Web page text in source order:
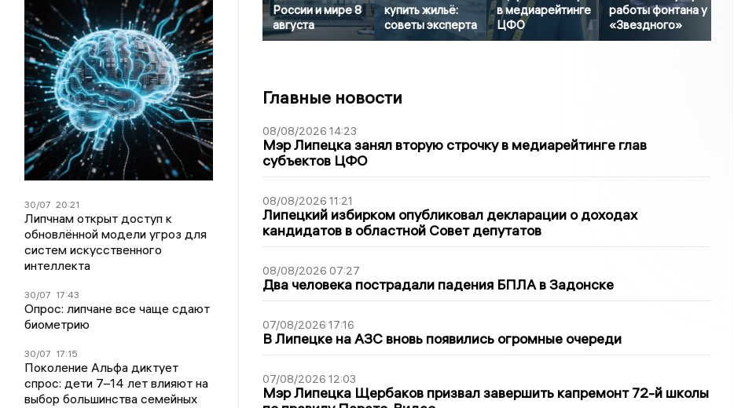
30/07 20:21
Липчнам открыт доступ к
обновлённой модели угроз для
систем искусственного
интеллекта
30/07 17:43
Опрос: липчане все чаще сдают
биометрию
30/07 17:15
Поколение Альфа диктует
спрос: дети 7–14 лет влияют на
выбор большинства семейных
России и мире 8
августа
купить жильё:
советы эксперта
в медиарейтинге
ЦФО
работы фонтана у
«Звездного»
Главные новости
08/08/2026 14:23
Мэр Липецка занял вторую строчку в медиарейтинге глав
субъектов ЦФО
08/08/2026 11:21
Липецкий избирком опубликовал декларации о доходах
кандидатов в областной Совет депутатов
08/08/2026 07:27
Два человека пострадали падения БПЛА в Задонске
07/08/2026 17:16
В Липецке на АЗС вновь появились огромные очереди
07/08/2026 12:03
Мэр Липецка Щербаков призвал завершить капремонт 72-й школы